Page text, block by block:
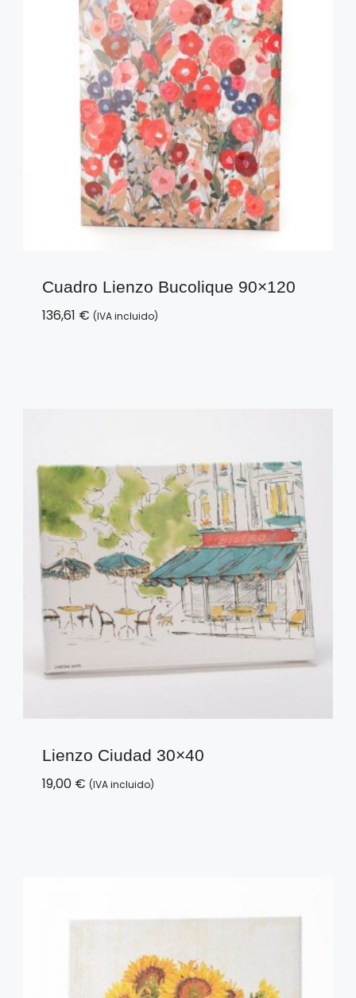
Cuadro Lienzo Bucolique 90×120
136,61 € (IVA incluido)
Lienzo Ciudad 30×40
19,00 € (IVA incluido)